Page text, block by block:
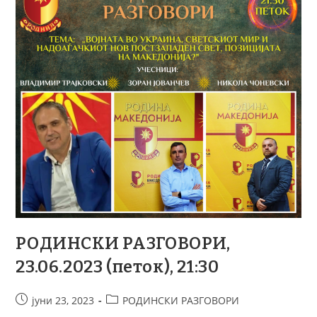
РОДИНСКИ РАЗГОВОРИ,
23.06.2023 (петок), 21:30
јуни 23, 2023 РОДИНСКИ РАЗГОВОРИ